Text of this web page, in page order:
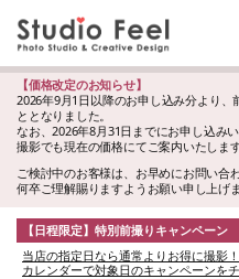
【価格改定のお知らせ】
2026年9月1日以降のお申し込み分より
ととなりました。
なお、2026年8月31日までにお申し込み
撮影でも現在の価格にてご案内いたします
ご検討中のお客様は、お早めにお問い合
何卒ご理解賜りますようお願い申し上げま
【日程限定】特別前撮りキャンペーン
当店の指定日なら通常よりお得に撮影！
カレンダーで対象日のキャンペーンを